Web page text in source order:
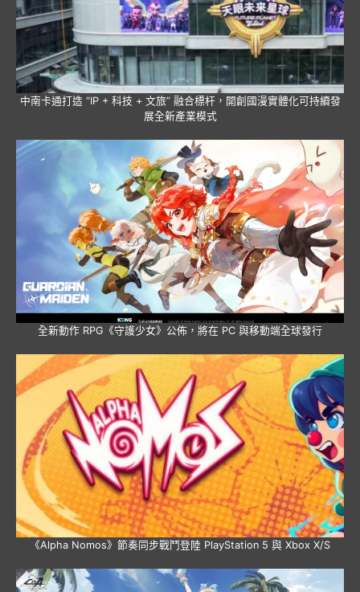
中南卡通打造 “IP + 科技 + 文旅” 融合標杆，開創國漫實體化可持續發
展全新產業模式
全新動作 RPG《守護少女》公佈，將在 PC 與移動端全球發行
《Alpha Nomos》節奏同步戰鬥登陸 PlayStation 5 與 Xbox X/S